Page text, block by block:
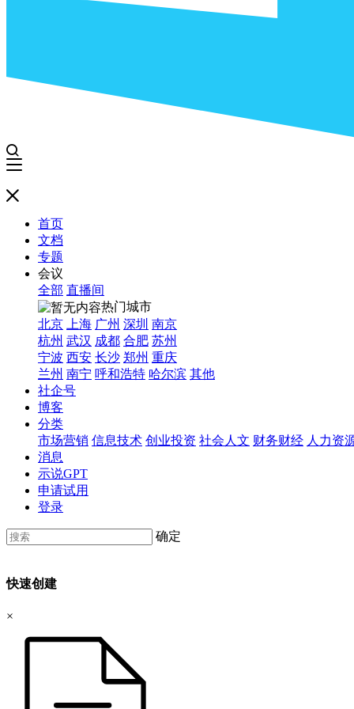
首页
文档
专题
会议
全部 直播间
热门城市
北京
上海 广州 深圳 南京
杭州 武汉 成都 合肥 苏州
宁波 西安 长沙 郑州 重庆
兰州 南宁 呼和浩特 哈尔滨 其他
社企号
博客
分类
市场营销 信息技术 创业投资 社会人文 财务财经 人力资
消息
示说GPT
申请试用
登录
确定
快速创建
×